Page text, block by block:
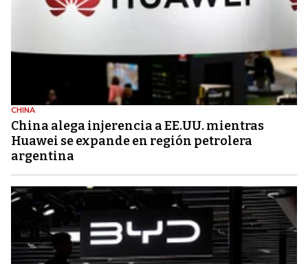
CHINA
China alega injerencia a EE.UU. mientras
Huawei se expande en región petrolera
argentina